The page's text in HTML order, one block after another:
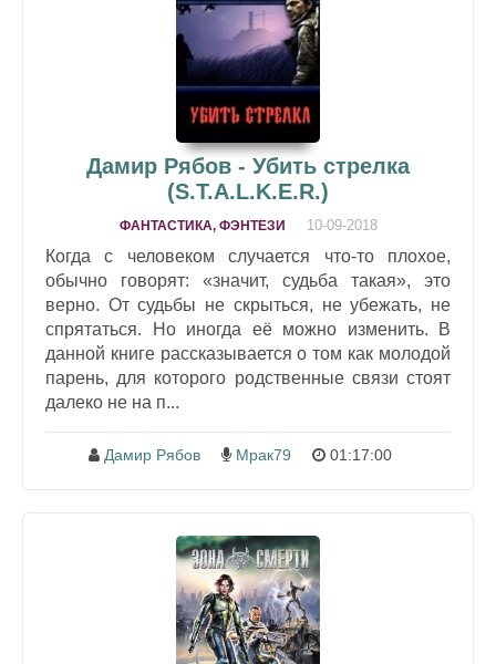
Дамир Рябов - Убить стрелка
(S.T.A.L.K.E.R.)
ФАНТАСТИКА, ФЭНТЕЗИ 10-09-2018
Когда с человеком случается что-то плохое,
обычно говорят: «значит, судьба такая», это
верно. От судьбы не скрыться, не убежать, не
спрятаться. Но иногда её можно изменить. В
данной книге рассказывается о том как молодой
парень, для которого родственные связи стоят
далеко не на п...
Дамир Рябов Мрак79 01:17:00